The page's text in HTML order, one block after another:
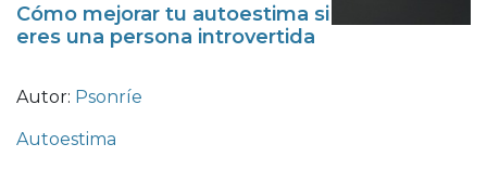
Cómo mejorar tu autoestima si
eres una persona introvertida
Autor: Psonríe
Autoestima